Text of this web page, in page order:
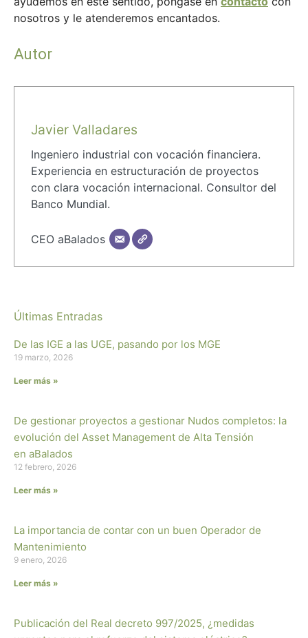
nosotros y le atenderemos encantados.
Autor
Javier Valladares
Ingeniero industrial con vocación financiera.
Experiencia en estructuración de proyectos
con clara vocación internacional. Consultor del
Banco Mundial.
CEO aBalados
Últimas Entradas
De las IGE a las UGE, pasando por los MGE
19 marzo, 2026
Leer más »
De gestionar proyectos a gestionar Nudos completos: la
evolución del Asset Management de Alta Tensión
en aBalados
12 febrero, 2026
Leer más »
La importancia de contar con un buen Operador de
Mantenimiento
9 enero, 2026
Leer más »
Publicación del Real decreto 997/2025, ¿medidas